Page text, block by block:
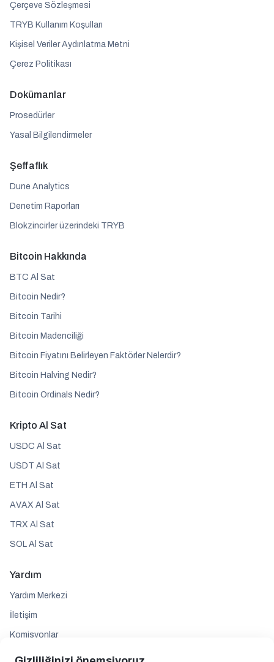
Çerçeve Sözleşmesi
TRYB Kullanım Koşulları
Kişisel Veriler Aydınlatma Metni
Çerez Politikası
Dokümanlar
Prosedürler
Yasal Bilgilendirmeler
Şeffaflık
Dune Analytics
Denetim Raporları
Blokzincirler üzerindeki TRYB
Bitcoin Hakkında
BTC Al Sat
Bitcoin Nedir?
Bitcoin Tarihi
Bitcoin Madenciliği
Bitcoin Fiyatını Belirleyen Faktörler Nelerdir?
Bitcoin Halving Nedir?
Bitcoin Ordinals Nedir?
Kripto Al Sat
USDC Al Sat
USDT Al Sat
ETH Al Sat
AVAX Al Sat
TRX Al Sat
SOL Al Sat
Yardım
Yardım Merkezi
İletişim
Komisyonlar